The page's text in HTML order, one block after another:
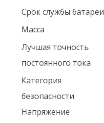
Срок службы батареи
Масса
Лучшая точность
постоянного тока
Категория
безопасности
Напряжение